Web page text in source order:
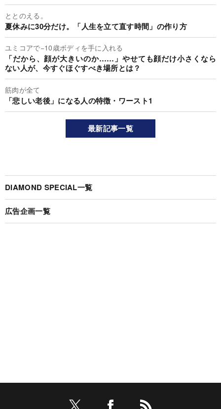
ととのえる。
夏休みに30分だけ。「人生を立て直す時間」の作り方
ユミコアで−10歳ボディを手に入れる
「だから、顔が大きいのか……」やせても顔だけ小さくなら
ない人が、今すぐほぐすべき場所とは？
筋肉が全て
「悲しい老後」になる人の特徴・ワースト1
最新記事一覧
DIAMOND SPECIAL一覧
広告企画一覧